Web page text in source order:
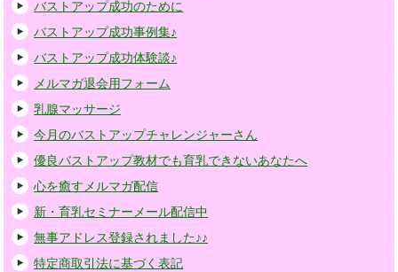
バストアップ成功のために
バストアップ成功事例集♪
バストアップ成功体験談♪
メルマガ退会用フォーム
乳腺マッサージ
今月のバストアップチャレンジャーさん
優良バストアップ教材でも育乳できないあなたへ
心を癒すメルマガ配信
新・育乳セミナーメール配信中
無事アドレス登録されました♪♪
特定商取引法に基づく表記